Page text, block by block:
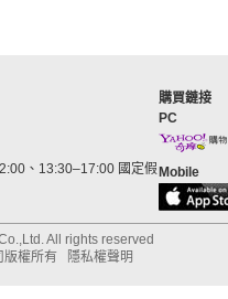
、13:30–17:00 國定假
購買鏈接
PC
Mobile
All rights reserved
版權所有
隱私權聲明